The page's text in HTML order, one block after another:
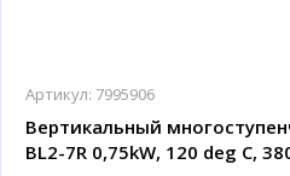
Артикул: 7995906
Вертикальный
BL2-7R 0,75kW, 120 deg C,